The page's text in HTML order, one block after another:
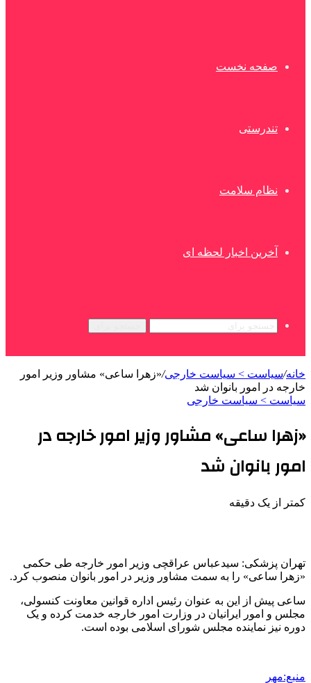
صفحه نخست
تندرستی
نظام سلامت
آخرین اخبار لحظه ای
خانه/سیاست > سیاست خارجی/«زهرا ساعی» مشاور وزیر امور
خارجه در امور بانوان شد
سیاست > سیاست خارجی
«زهرا ساعی» مشاور وزیر امور خارجه در
امور بانوان شد
کمتر از یک دقیقه
تهران پزشکی: سیدعباس عراقچی وزیر امور خارجه طی حکمی
«زهرا ساعی» را به سمت مشاور وزیر در امور بانوان منصوب کرد.
ساعی پیش از این به عنوان رئیس اداره قوانین معاونت کنسولی،
مجلس و امور ایرانیان در وزارت امور خارجه خدمت کرده و یک
دوره نیز نماینده مجلس شورای اسلامی بوده است.
منبع:مهر